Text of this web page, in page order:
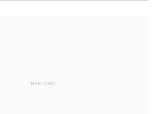
REKLAMA